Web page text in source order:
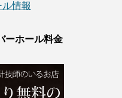
情報
ーホール料金